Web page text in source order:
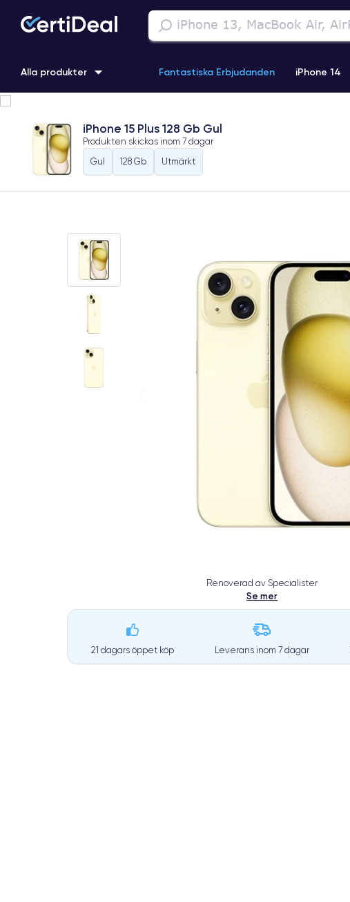
Alla produkter Fantastiska Erbjudanden iPhone 14
iPhone 11 Pro iPhone 15 Pro
iPhone 15 Plus 128 Gb Gul
Produkten skickas inom 7 dagar
Gul
128 Gb Utmärkt
Renoverad av Specialister
Se mer
21 dagars öppet köp Leverans inom 7 dagar